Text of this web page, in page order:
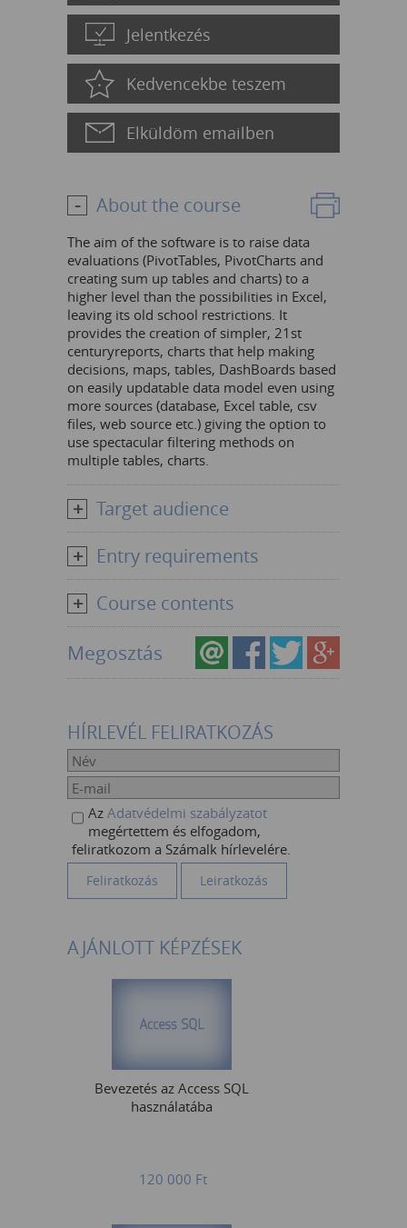
Jelentkezés
Kedvencekbe teszem
Elküldöm emailben
About the course
The aim of the software is to raise data
evaluations (PivotTables, PivotCharts and
creating sum up tables and charts) to a
higher level than the possibilities in Excel,
leaving its old school restrictions. It
provides the creation of simpler, 21st
centuryreports, charts that help making
decisions, maps, tables, DashBoards based
on easily updatable data model even using
more sources (database, Excel table, csv
files, web source etc.) giving the option to
use spectacular filtering methods on
multiple tables, charts.
Target audience
Entry requirements
Course contents
Megosztás
HÍRLEVÉL FELIRATKOZÁS
Az Adatvédelmi szabályzatot
megértettem és elfogadom,
feliratkozom a Számalk hírlevelére.
AJÁNLOTT KÉPZÉSEK
Bevezetés az Access SQL
használatába
120 000 Ft